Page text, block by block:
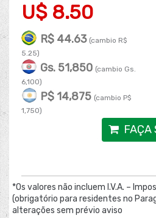
U$ 8.50
R$ 44.63 (cambio R$
5.25)
Gs. 51,850 (cambio Gs.
6,100)
P$ 14,875 (cambio P$
1,750)
FAÇA
*Os valores não incluem I.V.A. –
(obrigatório para residentes no
alterações sem prévio aviso